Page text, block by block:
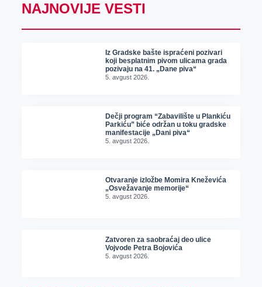
NAJNOVIJE VESTI
Iz Gradske bašte ispraćeni pozivari
koji besplatnim pivom ulicama grada
pozivaju na 41. „Dane piva“
5. avgust 2026.
Dečji program “Zabavilište u Plankiću
Parkiću” biće održan u toku gradske
manifestacije „Dani piva“
5. avgust 2026.
Otvaranje izložbe Momira Kneževića
„Osvežavanje memorije“
5. avgust 2026.
Zatvoren za saobraćaj deo ulice
Vojvode Petra Bojovića
5. avgust 2026.